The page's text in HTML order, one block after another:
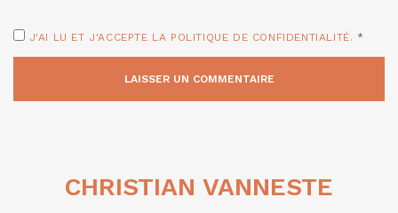
J'AI LU ET J'ACCEPTE LA POLITIQUE DE CONFIDENTIALITÉ. *
CHRISTIAN VANNESTE